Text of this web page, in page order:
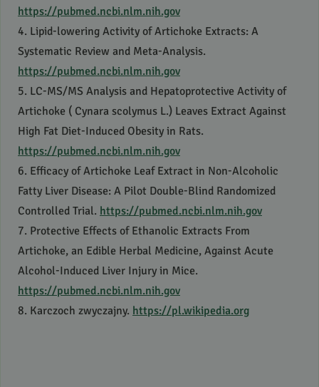
https://pubmed.ncbi.nlm.nih.gov
4. Lipid-lowering Activity of Artichoke Extracts: A
Systematic Review and Meta-Analysis.
https://pubmed.ncbi.nlm.nih.gov
5. LC-MS/MS Analysis and Hepatoprotective Activity of
Artichoke ( Cynara scolymus L.) Leaves Extract Against
High Fat Diet-Induced Obesity in Rats.
https://pubmed.ncbi.nlm.nih.gov
6. Efficacy of Artichoke Leaf Extract in Non-Alcoholic
Fatty Liver Disease: A Pilot Double-Blind Randomized
Controlled Trial. https://pubmed.ncbi.nlm.nih.gov
7. Protective Effects of Ethanolic Extracts From
Artichoke, an Edible Herbal Medicine, Against Acute
Alcohol-Induced Liver Injury in Mice.
https://pubmed.ncbi.nlm.nih.gov
8. Karczoch zwyczajny. https://pl.wikipedia.org